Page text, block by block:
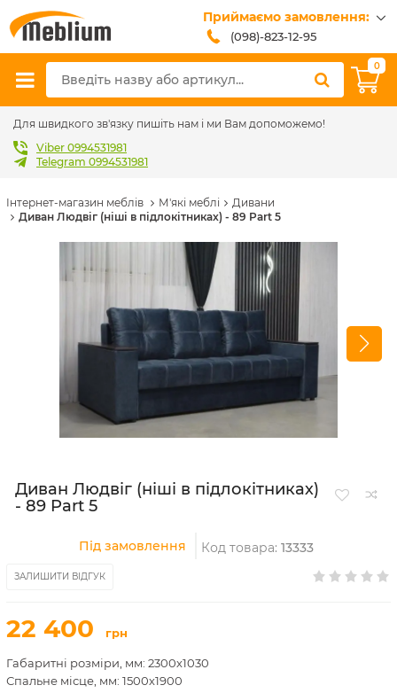
Приймаємо замовлення:
(098)-823-12-95
(099)-608-42-32
(093)-618-62-02
sales@meblium.com.ua
0
Для швидкого зв'язку пишіть нам і ми Вам допоможемо!
Viber 0994531981
Telegram 0994531981
Інтернет-магазин меблів М'які меблі
Дивани
Диван Людвіг (ніші в підлокітниках) - 89 Part 5
Диван Людвіг (ніші в підлокітниках)
- 89 Part 5
Під замовлення Код товара: 13333
ЗАЛИШИТИ ВІДГУК
22 400 грн
Габаритні розміри, мм: 2300х1030
Спальне місце, мм: 1500х1900